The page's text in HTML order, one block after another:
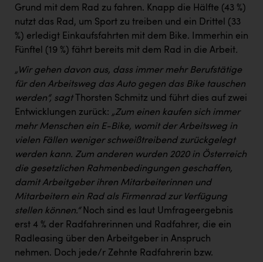
Grund mit dem Rad zu fahren. Knapp die Hälfte (43 %)
nutzt das Rad, um Sport zu treiben und ein Drittel (33
%) erledigt Einkaufsfahrten mit dem Bike. Immerhin ein
Fünftel (19 %) fährt bereits mit dem Rad in die Arbeit.
„Wir gehen davon aus, dass immer mehr Berufstätige
für den Arbeitsweg das Auto gegen das Bike tauschen
werden“, sagt
Thorsten Schmitz und führt dies auf zwei
Entwicklungen zurück: „Zum einen kaufen sich immer
mehr Menschen ein E-Bike, womit der Arbeitsweg in
vielen Fällen weniger schweißtreibend zurückgelegt
werden kann. Zum anderen wurden 2020 in Österreich
die gesetzlichen Rahmenbedingungen geschaffen,
damit Arbeitgeber ihren Mitarbeiterinnen und
Mitarbeitern ein Rad als Firmenrad zur Verfügung
stellen können.“ Noch sind es laut Umfrageergebnis
erst 4 % der Radfahrerinnen und Radfahrer, die ein
Radleasing über den Arbeitgeber in Anspruch
nehmen. Doch jede/r Zehnte Radfahrerin bzw.